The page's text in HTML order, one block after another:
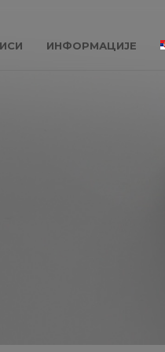
ИНФОРМАЦИЈЕ